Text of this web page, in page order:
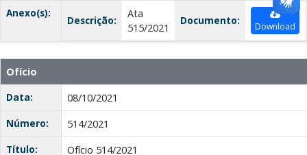
Anexo(s):
Descrição:
Ata
515/2021
Documento: Download
Ofício
Data:
08/10/2021
Número:
514/2021
Título:
Ofício 514/2021